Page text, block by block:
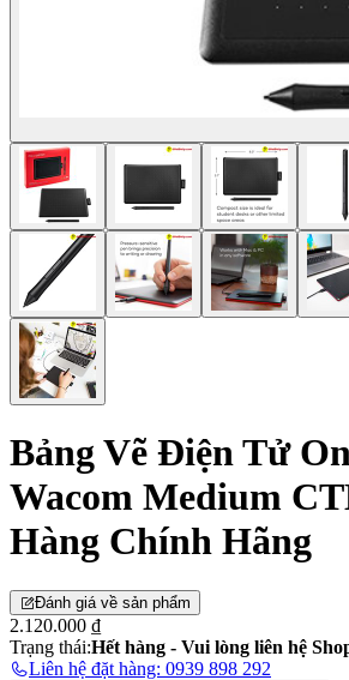
Bảng Vẽ Điện Tử
Wacom Medium
Hàng Chính Hãng
Đánh giá về sản phẩm
2.120.000 ₫
Trạng thái:Hết hàng - Vui lòng liên hệ
Liên hệ đặt hàng: 0939 898 292